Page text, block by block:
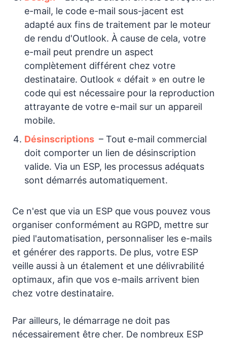
e-mail, le code e-mail sous-jacent est
adapté aux fins de traitement par le moteur
de rendu d'Outlook. À cause de cela, votre
e-mail peut prendre un aspect
complètement différent chez votre
destinataire. Outlook « défait » en outre le
code qui est nécessaire pour la reproduction
attrayante de votre e-mail sur un appareil
mobile.
Désinscriptions – Tout e-mail commercial
doit comporter un lien de désinscription
valide. Via un ESP, les processus adéquats
sont démarrés automatiquement.
Ce n'est que via un ESP que vous pouvez vous
organiser conformément au RGPD, mettre sur
pied l'automatisation, personnaliser les e-mails
et générer des rapports. De plus, votre ESP
veille aussi à un étalement et une délivrabilité
optimaux, afin que vos e-mails arrivent bien
chez votre destinataire.
Par ailleurs, le démarrage ne doit pas
nécessairement être cher. De nombreux ESP